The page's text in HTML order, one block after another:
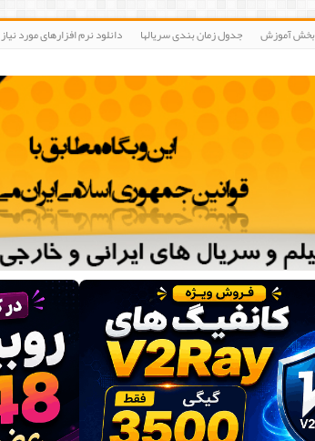
بخش آموزش جدول زمان بندی سریالها دانلود نرم افزارهای مورد نیاز